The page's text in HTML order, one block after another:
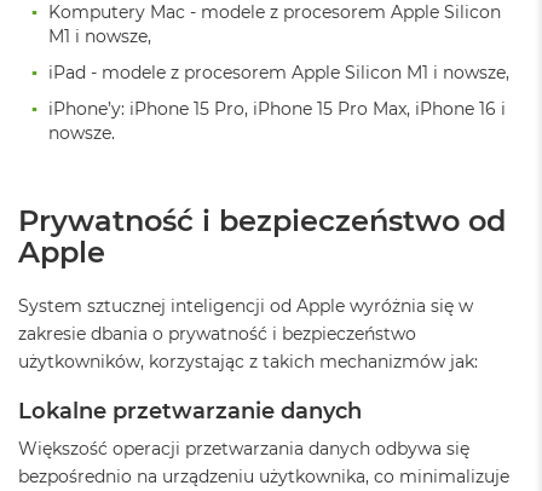
c
B
o
o
k
A
M
a
c
o
o
A
r
5
Komputery Mac - modele z procesorem Apple Silicon
M1 i nowsze,
iPad - modele z procesorem Apple Silicon M1 i nowsze,
iPhone’y: iPhone 15 Pro, iPhone 15 Pro Max, iPhone 16 i
nowsze.
Prywatność i bezpieczeństwo od
Apple
System sztucznej inteligencji od Apple wyróżnia się w
zakresie dbania o prywatność i bezpieczeństwo
użytkowników, korzystając z takich mechanizmów jak:
Lokalne przetwarzanie danych
Większość operacji przetwarzania danych odbywa się
bezpośrednio na urządzeniu użytkownika, co minimalizuje